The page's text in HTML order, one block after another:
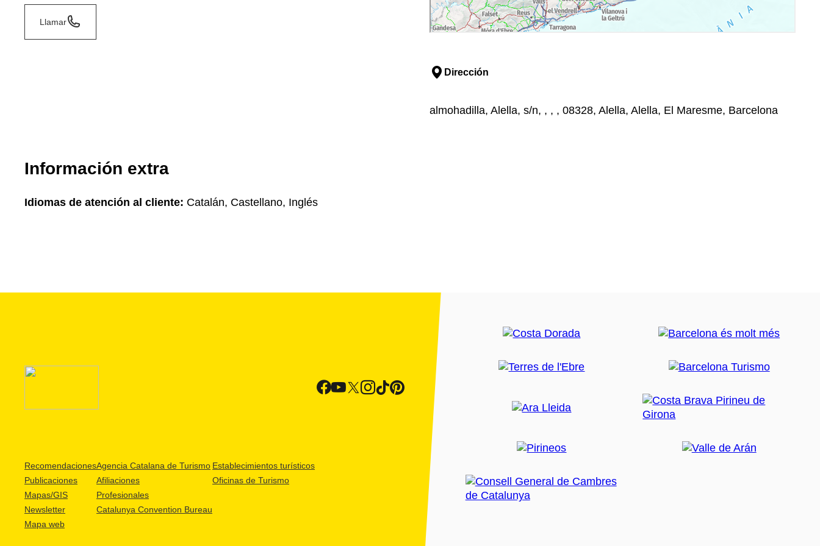
Llamar
Dirección
almohadilla, Alella, s/n, , , , 08328, Alella, Alella, El Maresme, Barcelona
Información extra
Idiomas de atención al cliente: Catalán, Castellano, Inglés
Recomendaciones
Publicaciones
Mapas/GIS
Newsletter
Mapa web
Agencia Catalana de Turismo
Afiliaciones
Profesionales
Catalunya Convention Bureau
Establecimientos turísticos
Oficinas de Turismo